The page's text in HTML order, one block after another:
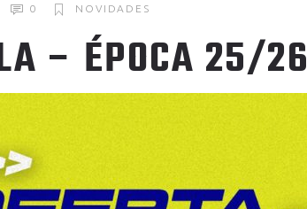
0 NOVIDADES
– ÉPOCA 25/26